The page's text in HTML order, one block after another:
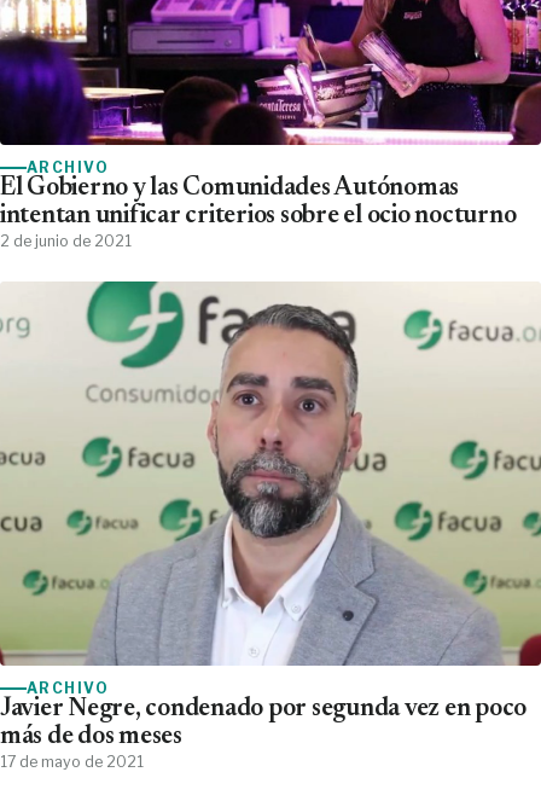
ARCHIVO
El Gobierno y las Comunidades Autónomas
intentan unificar criterios sobre el ocio nocturno
2 de junio de 2021
ARCHIVO
Javier Negre, condenado por segunda vez en poco
más de dos meses
17 de mayo de 2021